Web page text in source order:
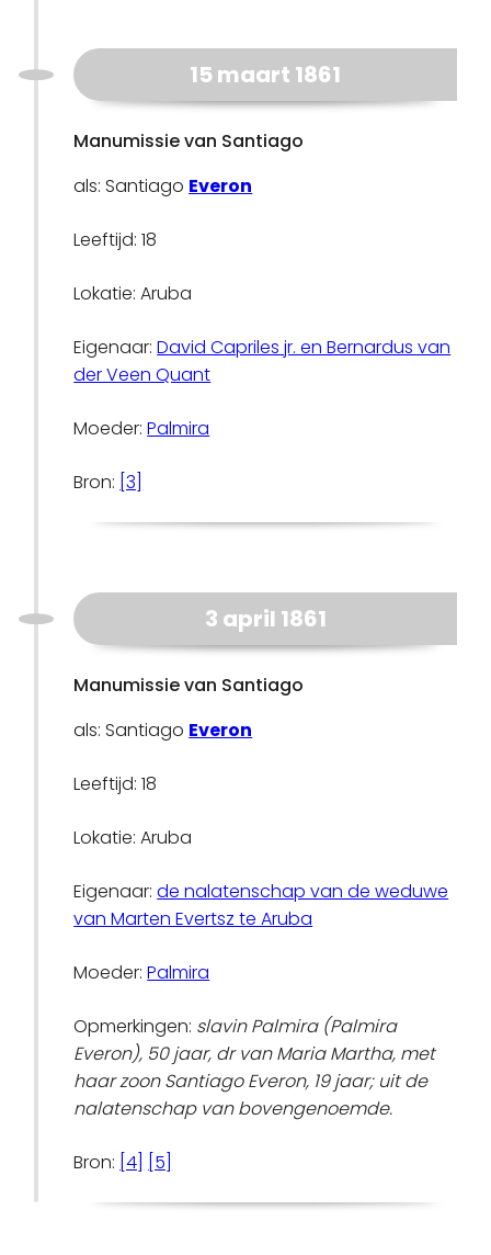
15 maart 1861
Manumissie van Santiago
als: Santiago Everon
Leeftijd: 18
Lokatie: Aruba
Eigenaar:David Capriles jr. en Bernardus van
der Veen Quant
Moeder:Palmira
Bron: [3]
3 april 1861
Manumissie van Santiago
als: Santiago Everon
Leeftijd: 18
Lokatie: Aruba
Eigenaar:de nalatenschap van de weduwe
van Marten Evertsz te Aruba
Moeder:Palmira
Opmerkingen: slavin Palmira (Palmira
Everon), 50 jaar, dr van Maria Martha, met
haar zoon Santiago Everon, 19 jaar; uit de
nalatenschap van bovengenoemde.
Bron: [4] [5]